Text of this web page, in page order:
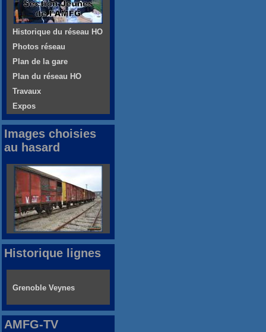
Historique du réseau HO
Photos réseau
Plan de la gare
Plan du réseau HO
Travaux
Expos
Images choisies
au hasard
Historique lignes
Grenoble Veynes
AMFG-TV